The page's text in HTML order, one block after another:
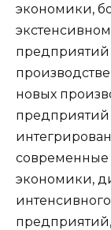
экономики,
новых
предприятий
современные
экономики,